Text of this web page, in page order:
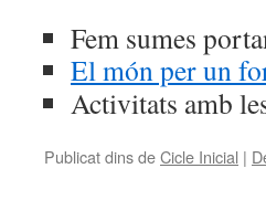
Fem sumes
El món per un
Activitats amb
Publicat dins deCicle Inicial |